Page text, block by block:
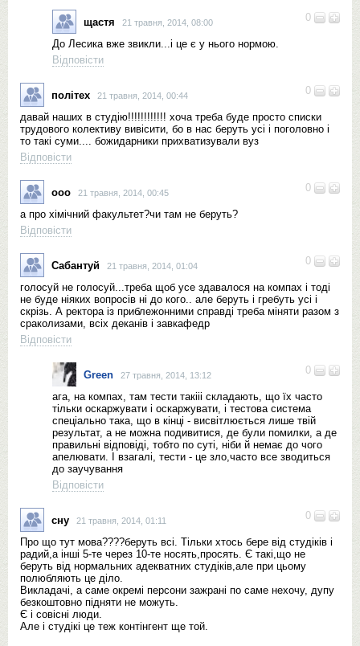
0
щастя 21 травня, 2014, 08:00
До Лесика вже звикли...і це є у нього нормою.
Відповісти
0
політех 21 травня, 2014, 00:44
давай наших в студію!!!!!!!!!!!! хоча треба буде просто списки
трудового колективу вивісити, бо в нас беруть усі і поголовно і
то такі суми.... божидарники прихватизували вуз
Відповісти
0
ооо 21 травня, 2014, 00:45
а про хімічний факультет?чи там не беруть?
Відповісти
0
Сабантуй 21 травня, 2014, 01:04
голосуй не голосуй...треба щоб усе здавалося на компах і тоді
не буде ніяких вопросів ні до кого.. але беруть і гребуть усі і
скрізь. А ректора із приблежонними справді треба міняти разом з
сраколизами, всіх деканів і завкафедр
Відповісти
0
Green 27 травня, 2014, 13:12
ага, на компах, там тести такііі складають, що їх часто
тільки оскаржувати і оскаржувати, і тестова система
спеціально така, що в кінці - висвітлюється лише твій
результат, а не можна подивитися, де були помилки, а де
правильні відповіді, тобто по суті, ніби й немає до чого
апелювати. І взагалі, тести - це зло,часто все зводиться
до заучування
Відповісти
0
сну 21 травня, 2014, 01:11
Про що тут мова????беруть всі. Тільки хтось бере від студіків і
радий,а інші 5-те через 10-те носять,просять. Є такі,що не
беруть від нормальних адекватних студіків,але при цьому
полюбляють це діло.
Викладачі, а саме окремі персони зажрані по саме нехочу, дупу
безкоштовно підняти не можуть.
Є і совісні люди.
Але і студікі це теж контінгент ще той.